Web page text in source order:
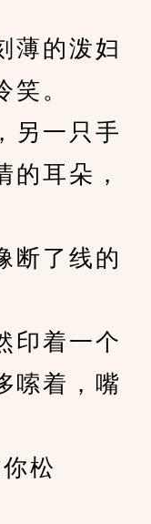
的泼妇
。
一只手
的耳朵，
了线的
着一个
嗦着，嘴
松